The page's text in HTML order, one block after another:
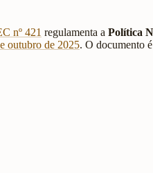
nº 421 regulamenta a Política
outubro de 2025. O documento